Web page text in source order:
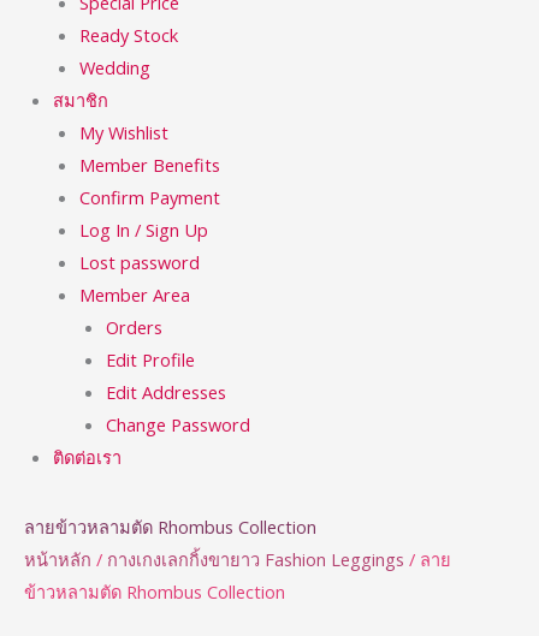
Ready Stock
Wedding
สมาชิก
My Wishlist
Member Benefits
Confirm Payment
Log In / Sign Up
Lost password
Member Area
Orders
Edit Profile
Edit Addresses
Change Password
ติดต่อเรา
ลายข้าวหลามตัด Rhombus Collection
หน้าหลัก / กางเกงเลกกิ้งขายาว Fashion Leggings / ลาย
ข้าวหลามตัด Rhombus Collection